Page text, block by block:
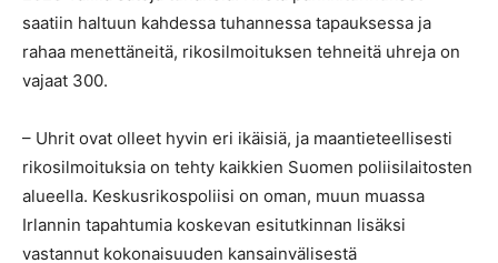
saatiin haltuun kahdessa tuhannessa tapauksessa ja
rahaa menettäneitä, rikosilmoituksen tehneitä uhreja on
vajaat 300.
– Uhrit ovat olleet hyvin eri ikäisiä, ja maantieteellisesti
rikosilmoituksia on tehty kaikkien Suomen poliisilaitosten
alueella. Keskusrikospoliisi on oman, muun muassa
Irlannin tapahtumia koskevan esitutkinnan lisäksi
vastannut kokonaisuuden kansainvälisestä